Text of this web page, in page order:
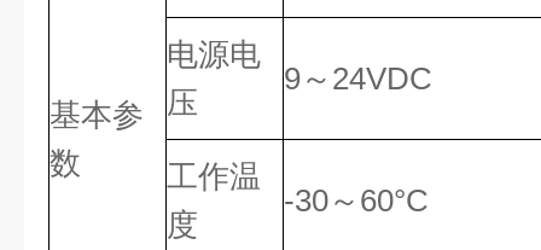
基本参
数
电源电
压
9～24VDC
工作温
度
-30～60°C